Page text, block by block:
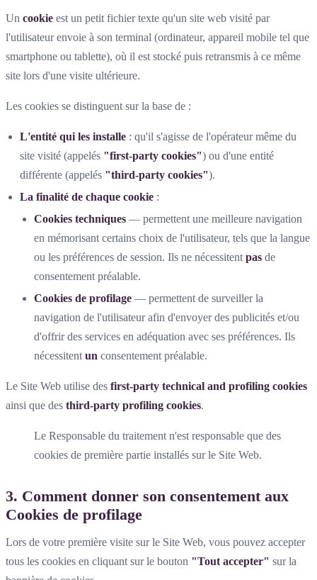
Un cookie est un petit fichier texte qu'un site web visité par
l'utilisateur envoie à son terminal (ordinateur, appareil mobile tel que
smartphone ou tablette), où il est stocké puis retransmis à ce même
site lors d'une visite ultérieure.
Les cookies se distinguent sur la base de :
L'entité qui les installe : qu'il s'agisse de l'opérateur même du
site visité (appelés "first-party cookies") ou d'une entité
différente (appelés "third-party cookies").
La finalité de chaque cookie :
Cookies techniques — permettent une meilleure navigation
en mémorisant certains choix de l'utilisateur, tels que la langue
ou les préférences de session. Ils ne nécessitent pas de
consentement préalable.
Cookies de profilage — permettent de surveiller la
navigation de l'utilisateur afin d'envoyer des publicités et/ou
d'offrir des services en adéquation avec ses préférences. Ils
nécessitent un consentement préalable.
Le Site Web utilise des first-party technical and profiling cookies
ainsi que des third-party profiling cookies.
Le Responsable du traitement n'est responsable que des
cookies de première partie installés sur le Site Web.
3. Comment donner son consentement aux
Cookies de profilage
Lors de votre première visite sur le Site Web, vous pouvez accepter
tous les cookies en cliquant sur le bouton "Tout accepter" sur la